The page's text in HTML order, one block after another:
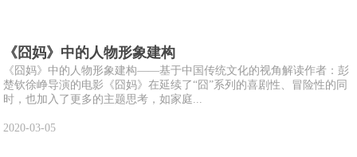
《囧妈》中的人物形象建构
《囧妈》中的人物形象建构——基于中国传统文化的视角解读作者：彭
楚钦徐峥导演的电影《囧妈》在延续了“囧”系列的喜剧性、冒险性的同
时，也加入了更多的主题思考，如家庭...
2020-03-05